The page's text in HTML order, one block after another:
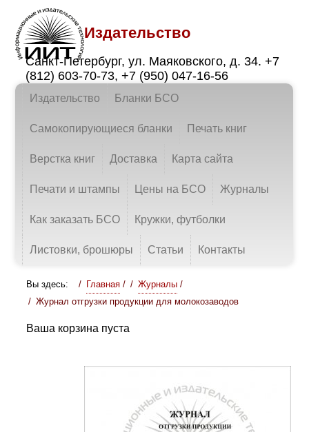
Издательство
Санкт-Петербург,ул. Маяковского, д. 34. +7
(812) 603-70-73,+7 (950) 047-16-56
Издательство Бланки БСО
Самокопирующиеся бланки Печать книг
Верстка книг Доставка Карта сайта
Печати и штампы Цены на БСО Журналы
Как заказать БСО Кружки, футболки
Листовки, брошюры Статьи Контакты
Вы здесь: Главная / Журналы /
Журнал отгрузки продукции для молокозаводов
Ваша корзина пуста